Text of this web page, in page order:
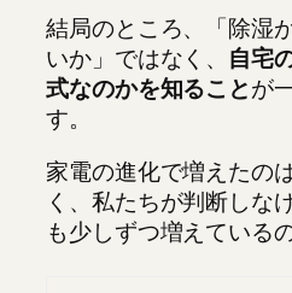
結局のところ、「除湿
いか」ではなく、 自宅
式なのかを知ることが
す。
家電の進化で増えたの
く、私たちが判断しな
も少しずつ増えている